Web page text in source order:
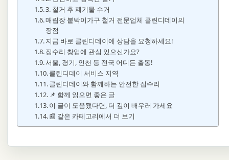
3. 철거 후 폐기물 수거
매립장 붙박이가구 철거 전문업체 클린디데이의
장점
지금 바로 클린디데이에 상담을 요청하세요!
집수리 창업에 관심 있으신가요?
서울, 경기, 인천 등 전국 어디든 출동!
클린디데이 서비스 지역
클린디데이와 함께하는 안전한 집수리
📌 함께 읽으면 좋은 글
이 글이 도움됐다면, 더 깊이 배우러 가세요
📰 같은 카테고리에서 더 보기